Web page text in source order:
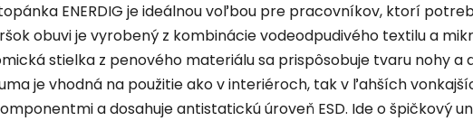
ENERDIG je ideálnou voľbou pre pracovníkov, ktorí
obuvi je vyrobený z kombinácie vodeodpudivého textilu a
stielka z penového materiálu sa prispôsobuje tvaru nohy
je vhodná na použitie ako v interiéroch, tak v ľahších
a dosahuje antistatickú úroveň ESD. Ide o špičkový